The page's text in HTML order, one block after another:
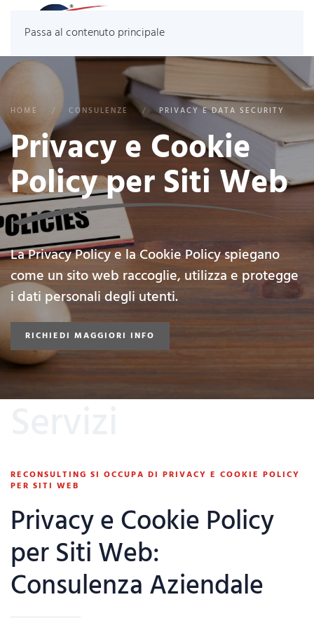
Passa al contenuto principale
HOME CONSULENZE PRIVACY E DATA SECURITY
Privacy e Cookie
Policy per Siti Web
La Privacy Policy e la Cookie Policy spiegano
come un sito web raccoglie, utilizza e protegge
i dati personali degli utenti.
RICHIEDI MAGGIORI INFO
RECONSULTING SI OCCUPA DI PRIVACY E COOKIE POLICY
PER SITI WEB
Privacy e Cookie Policy
per Siti Web:
Consulenza Aziendale